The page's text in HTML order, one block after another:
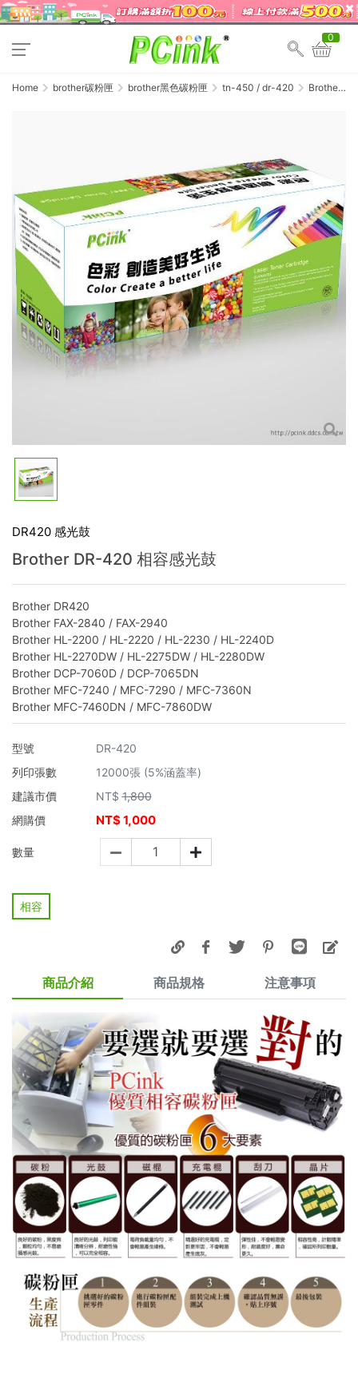
0
Home brother碳粉匣 brother黑色碳粉匣 tn-450 / dr-420
Brother
DR420 感光鼓
Brother DR-420 相容感光鼓
Brother DR420
Brother FAX-2840 / FAX-2940
Brother HL-2200 / HL-2220 / HL-2230 / HL-2240D
Brother HL-2270DW / HL-2275DW / HL-2280DW
Brother DCP-7060D / DCP-7065DN
Brother MFC-7240 / MFC-7290 / MFC-7360N
Brother MFC-7460DN / MFC-7860DW
型號
DR-420
列印張數
12000張 (5%涵蓋率)
建議市價
NT$ 1,800
網購價
NT$1,000
數量
相容
商品介紹 商品規格 注意事項